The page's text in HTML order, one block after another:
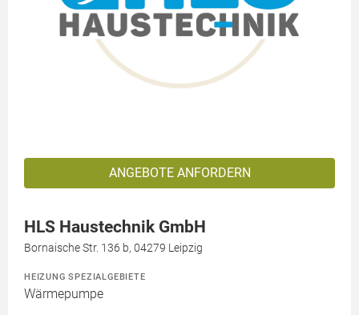
ANGEBOTE ANFORDERN
HLS Haustechnik GmbH
Bornaische Str. 136 b, 04279 Leipzig
HEIZUNG SPEZIALGEBIETE
Wärmepumpe